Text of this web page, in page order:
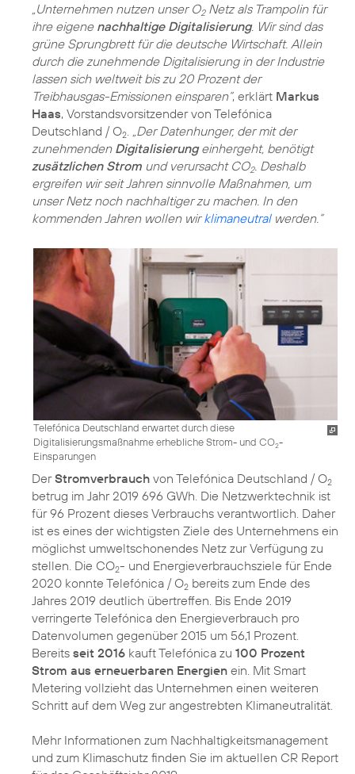
„Unternehmen nutzen unser O2Netz als Trampolin für
ihre eigene nachhaltige Digitalisierung. Wir sind das
grüne Sprungbrett für die deutsche Wirtschaft. Allein
durch die zunehmende Digitalisierung in der Industrie
lassen sich weltweit bis zu 20 Prozent der
Treibhausgas-Emissionen einsparen“, erklärt Markus
Haas, Vorstandsvorsitzender von Telefónica
Deutschland / O2. „Der Datenhunger, der mit der
zunehmenden Digitalisierungeinhergeht, benötigt
zusätzlichen Strom und verursacht CO2. Deshalb
ergreifen wir seit Jahren sinnvolle Maßnahmen, um
unser Netz noch nachhaltiger zu machen. In den
kommenden Jahren wollen wirklimaneutralwerden.“
Telefónica Deutschland erwartet durch diese
Digitalisierungsmaßnahme erhebliche Strom- und CO2-
Einsparungen
DerStromverbrauch von Telefónica Deutschland / O2
betrug im Jahr 2019 696 GWh. Die Netzwerktechnik ist
für 96 Prozent dieses Verbrauchs verantwortlich. Daher
ist es eines der wichtigsten Ziele des Unternehmens ein
möglichst umweltschonendes Netz zur Verfügung zu
stellen. Die CO2- und Energieverbrauchsziele für Ende
2020 konnte Telefónica / O2 bereits zum Ende des
Jahres 2019 deutlich übertreffen. Bis Ende 2019
verringerte Telefónica den Energieverbrauch pro
Datenvolumen gegenüber 2015 um 56,1 Prozent.
Bereits seit 2016 kauft Telefónica zu 100 Prozent
Strom aus erneuerbaren Energien ein. Mit Smart
Metering vollzieht das Unternehmen einen weiteren
Schritt auf dem Weg zur angestrebten Klimaneutralität.
Mehr Informationen zum Nachhaltigkeitsmanagement
und zum Klimaschutz finden Sie im aktuellen CR Report